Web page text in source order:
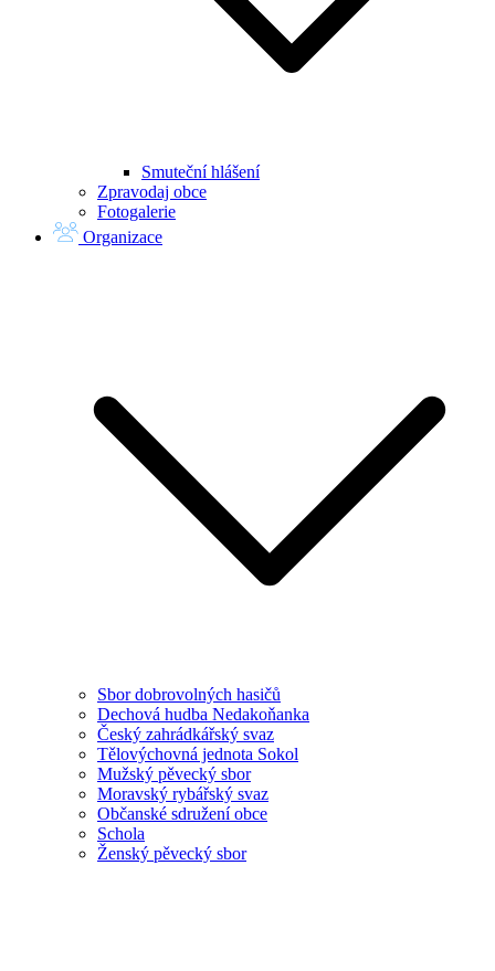
Smuteční hlášení
Zpravodaj obce
Fotogalerie
Organizace
Sbor dobrovolných hasičů
Dechová hudba Nedakoňanka
Český zahrádkářský svaz
Tělovýchovná jednota Sokol
Mužský pěvecký sbor
Moravský rybářský svaz
Občanské sdružení obce
Schola
Ženský pěvecký sbor